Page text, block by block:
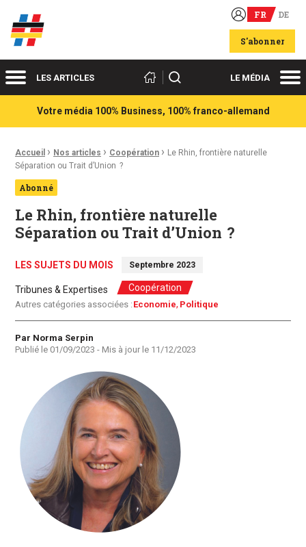
Acteurs du franco-allemand FR DE
S'abonner
MenuLES ARTICLES Rechercher LE MÉDIA
Votre média 100% Business, 100% franco-allemand
Fil d'Ariane :
Accueil › Nos articles › Coopération › Le Rhin, frontière naturelle
Séparation ou Trait d’Union ?
Abonné
Le Rhin, frontière naturelle
Séparation ou Trait d’Union ?
LES SUJETS DU MOIS Septembre 2023
Tribunes & Expertises Coopération
Autres catégories associées : Economie Politique
Auteur
Par Norma Serpin
Publié le 01/09/2023 - Mis à jour le 11/12/2023